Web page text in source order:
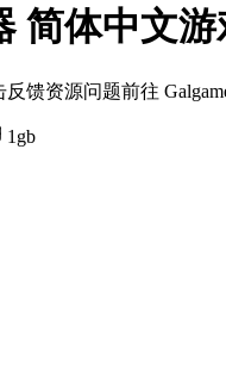
简体中文
馈资源问题前往
1gb